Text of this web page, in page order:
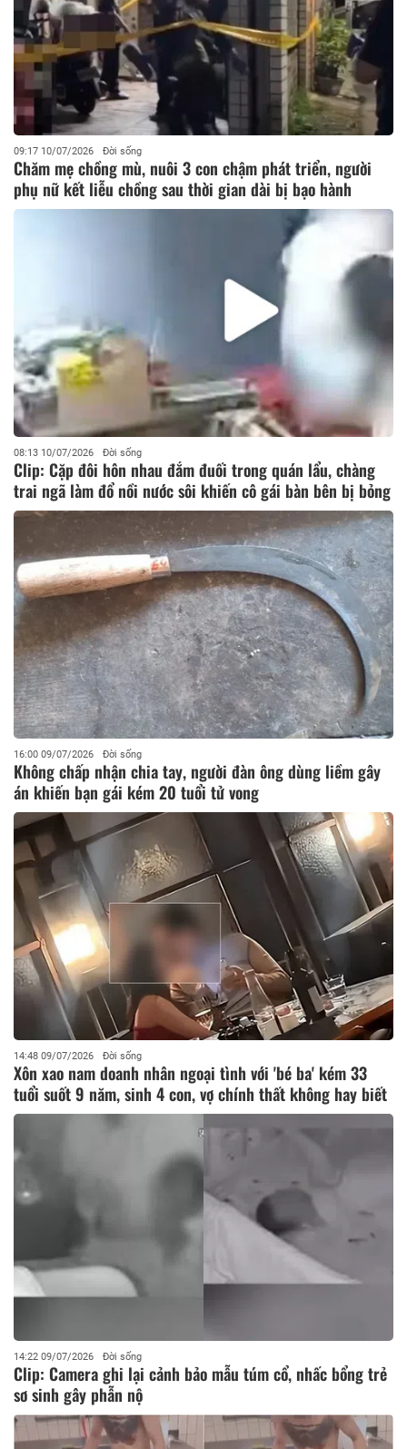
09:17 10/07/2026 Đời sống
Chăm mẹ chồng mù, nuôi 3 con chậm phát triển, người
phụ nữ kết liễu chồng sau thời gian dài bị bạo hành
08:13 10/07/2026 Đời sống
Clip: Cặp đôi hôn nhau đắm đuối trong quán lẩu, chàng
trai ngã làm đổ nồi nước sôi khiến cô gái bàn bên bị bỏng
16:00 09/07/2026 Đời sống
Không chấp nhận chia tay, người đàn ông dùng liềm gây
án khiến bạn gái kém 20 tuổi tử vong
14:48 09/07/2026 Đời sống
Xôn xao nam doanh nhân ngoại tình với 'bé ba' kém 33
tuổi suốt 9 năm, sinh 4 con, vợ chính thất không hay biết
14:22 09/07/2026 Đời sống
Clip: Camera ghi lại cảnh bảo mẫu túm cổ, nhấc bổng trẻ
sơ sinh gây phẫn nộ